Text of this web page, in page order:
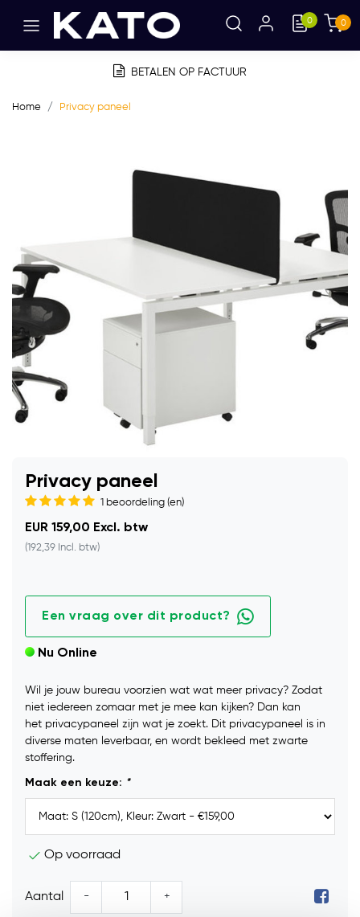
0 0
BETALEN OP FACTUUR
Home Privacy paneel
Privacy paneel
1 beoordeling (en)
EUR 159,00 Excl. btw
(192,39 Incl. btw)
Een vraag over dit product?
Nu Online
Wil je jouw bureau voorzien wat wat meer privacy? Zodat
niet iedereen zomaar met je mee kan kijken? Dan kan
het privacypaneel zijn wat je zoekt. Dit privacypaneel is in
diverse maten leverbaar, en wordt bekleed met zwarte
stoffering.
Maak een keuze: *
Op voorraad
Aantal - +